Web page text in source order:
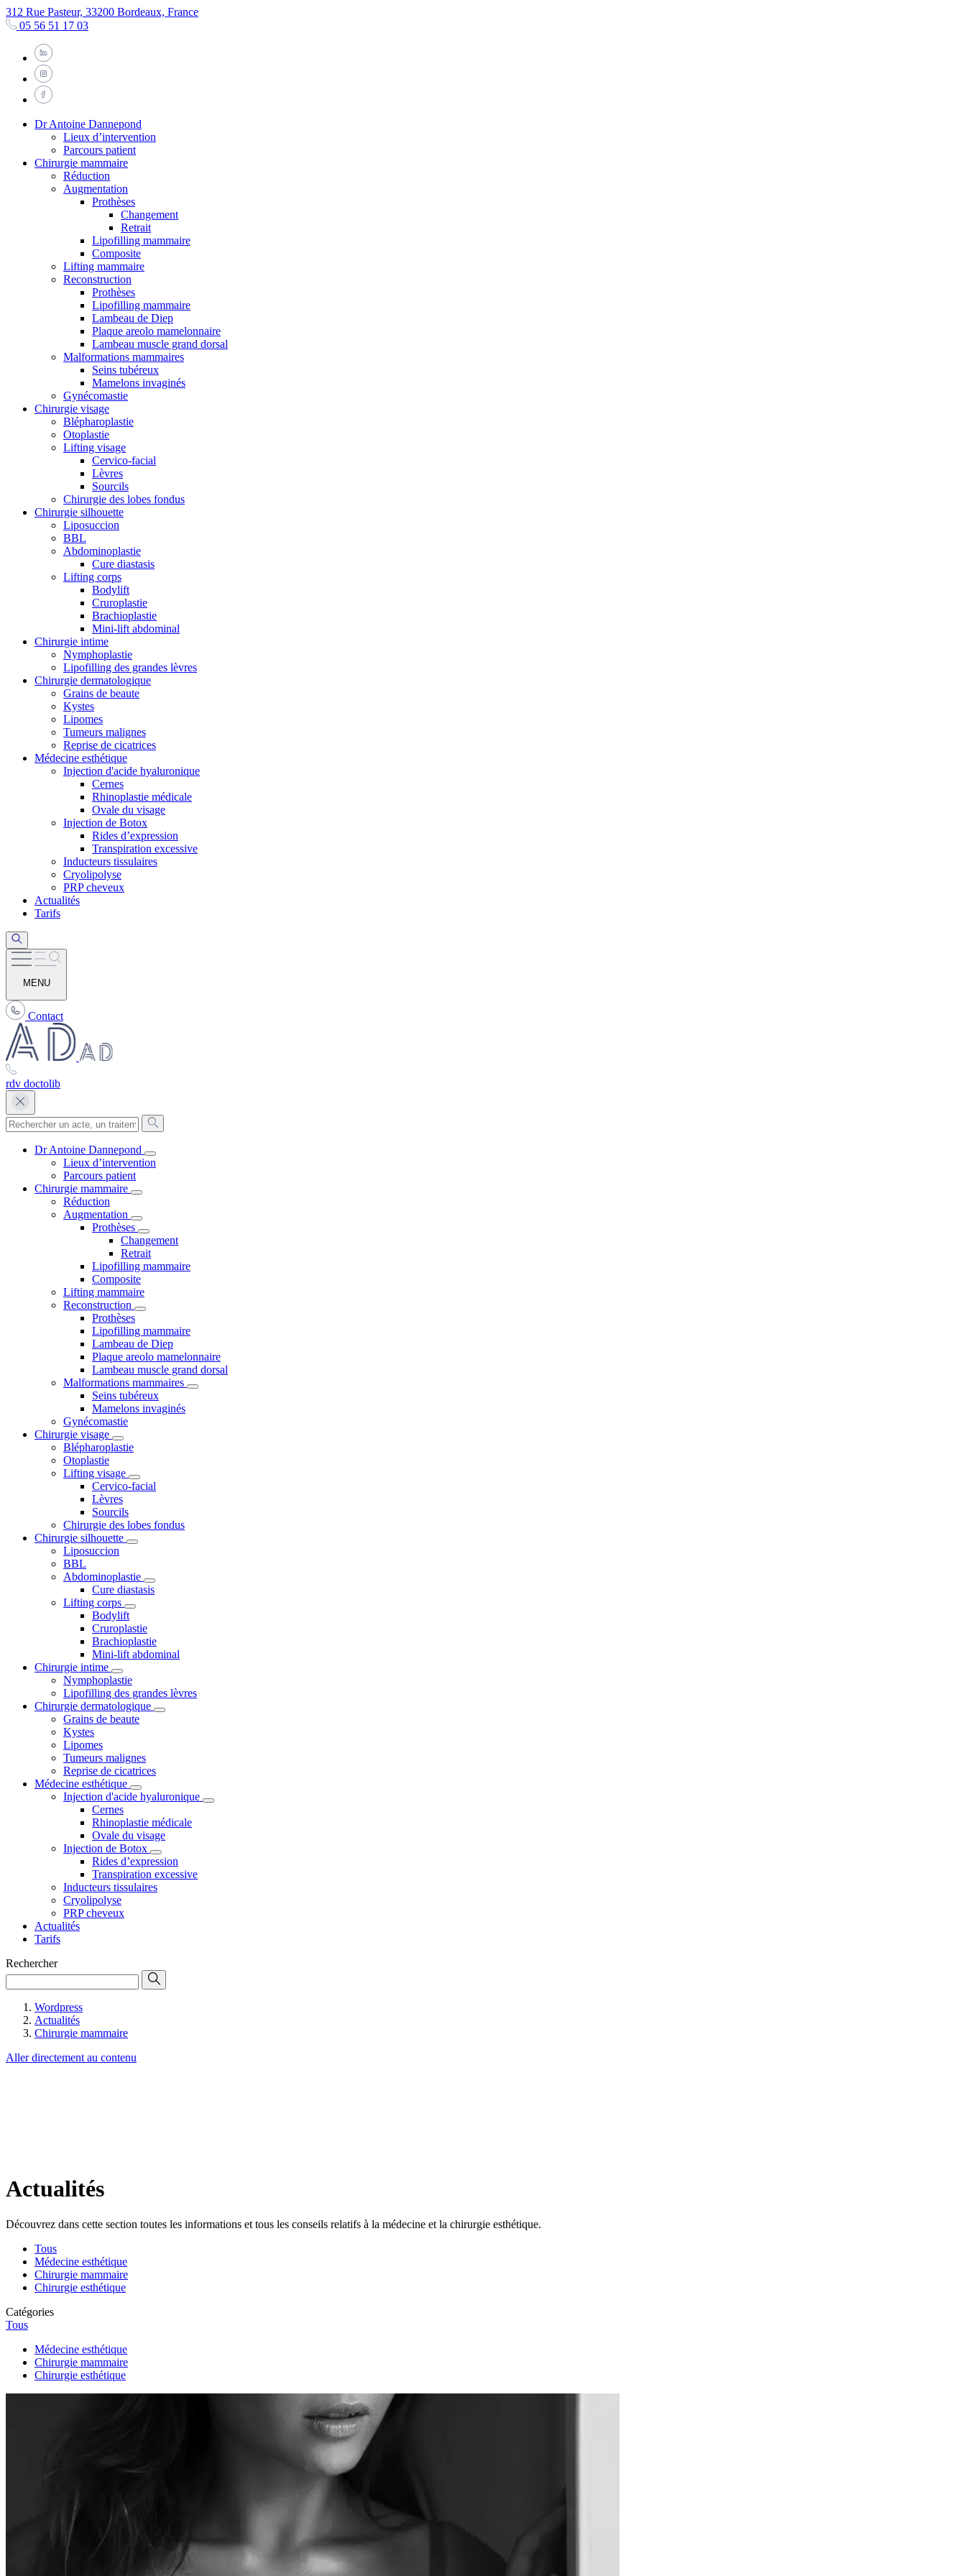
312 Rue Pasteur, 33200 Bordeaux, France
05 56 51 17 03
Dr Antoine Dannepond
Lieux d’intervention
Parcours patient
Chirurgie mammaire
Réduction
Augmentation
Prothèses
Changement
Retrait
Lipofilling mammaire
Composite
Lifting mammaire
Reconstruction
Prothèses
Lipofilling mammaire
Lambeau de Diep
Plaque areolo mamelonnaire
Lambeau muscle grand dorsal
Malformations mammaires
Seins tubéreux
Mamelons invaginés
Gynécomastie
Chirurgie visage
Blépharoplastie
Otoplastie
Lifting visage
Cervico-facial
Lèvres
Sourcils
Chirurgie des lobes fondus
Chirurgie silhouette
Liposuccion
BBL
Abdominoplastie
Cure diastasis
Lifting corps
Bodylift
Cruroplastie
Brachioplastie
Mini-lift abdominal
Chirurgie intime
Nymphoplastie
Lipofilling des grandes lèvres
Chirurgie dermatologique
Grains de beaute
Kystes
Lipomes
Tumeurs malignes
Reprise de cicatrices
Médecine esthétique
Injection d'acide hyaluronique
Cernes
Rhinoplastie médicale
Ovale du visage
Injection de Botox
Rides d’expression
Transpiration excessive
Inducteurs tissulaires
Cryolipolyse
PRP cheveux
Actualités
Tarifs
MENU
Contact
rdv doctolib
Dr Antoine Dannepond
Lieux d’intervention
Parcours patient
Chirurgie mammaire
Réduction
Augmentation
Prothèses
Changement
Retrait
Lipofilling mammaire
Composite
Lifting mammaire
Reconstruction
Prothèses
Lipofilling mammaire
Lambeau de Diep
Plaque areolo mamelonnaire
Lambeau muscle grand dorsal
Malformations mammaires
Seins tubéreux
Mamelons invaginés
Gynécomastie
Chirurgie visage
Blépharoplastie
Otoplastie
Lifting visage
Cervico-facial
Lèvres
Sourcils
Chirurgie des lobes fondus
Chirurgie silhouette
Liposuccion
BBL
Abdominoplastie
Cure diastasis
Lifting corps
Bodylift
Cruroplastie
Brachioplastie
Mini-lift abdominal
Chirurgie intime
Nymphoplastie
Lipofilling des grandes lèvres
Chirurgie dermatologique
Grains de beaute
Kystes
Lipomes
Tumeurs malignes
Reprise de cicatrices
Médecine esthétique
Injection d'acide hyaluronique
Cernes
Rhinoplastie médicale
Ovale du visage
Injection de Botox
Rides d’expression
Transpiration excessive
Inducteurs tissulaires
Cryolipolyse
PRP cheveux
Actualités
Tarifs
Rechercher
Wordpress
Actualités
Chirurgie mammaire
Aller directement au contenu
Actualités
Découvrez dans cette section toutes les informations et tous les conseils relatifs à la médecine et la chirurgie esthétique.
Tous
Médecine esthétique
Chirurgie mammaire
Chirurgie esthétique
Catégories
Tous
Médecine esthétique
Chirurgie mammaire
Chirurgie esthétique